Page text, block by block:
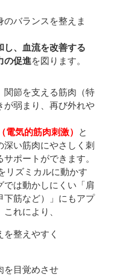
のバランスを整えま
、
血流を改善する
の促進を図ります。
関節を支える筋肉（特
が弱まり、再び外れや
電気的筋肉刺激）
と
い筋肉にやさしく刺
ポートができます。
リズミカルに動かす
では動かしにくい「肩
下筋など）」にもアプ
れにより、
整えやすく
を目覚めさせ